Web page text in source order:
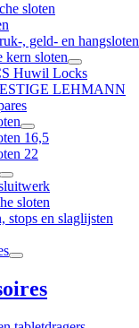
sloten
, geld- en hangsloten
kern sloten
Huwil Locks
LEHMANN
16,5
22
sloten
stops en slaglijsten